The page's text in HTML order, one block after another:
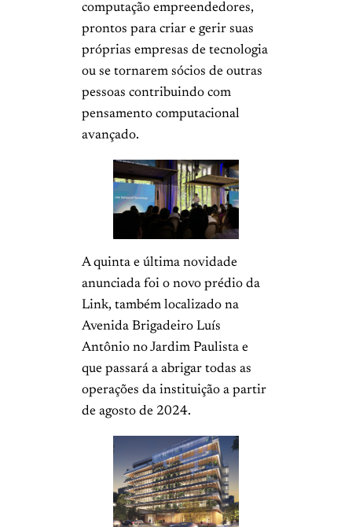
computação empreendedores,
prontos para criar e gerir suas
próprias empresas de tecnologia
ou se tornarem sócios de outras
pessoas contribuindo com
pensamento computacional
avançado.
A quinta e última novidade
anunciada foi o novo prédio da
Link, também localizado na
Avenida Brigadeiro Luís
Antônio no Jardim Paulista e
que passará a abrigar todas as
operações da instituição a partir
de agosto de 2024.